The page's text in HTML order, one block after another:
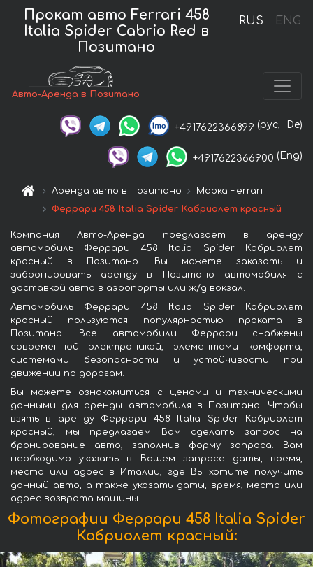
RUS ENG
Прокат авто Ferrari 458
Italia Spider Cabrio Red в
Позитано
Авто-Аренда в Позитано
+4917622366899 (рус, De)
+4917622366900 (Eng)
Аренда авто в Позитано
Марка Ferrari
Феррари 458 Italia Spider Кабриолет красный
Компания Авто-Аренда предлагает в аренду
автомобиль Феррари 458 Italia Spider Кабриолет
красный в Позитано. Вы можете заказать и
забронировать аренду в Позитано автомобиля с
доставкой авто в аэропорты или ж/д вокзал.
Автомобиль Феррари 458 Italia Spider Кабриолет
красный пользуются популярностью проката в
Позитано. Все автомобили Феррари снабжены
современной электроникой, элементами комфорта,
системами безопасности и устойчивости при
движении по дорогам.
Вы можете ознакомиться с ценами и техническими
данными для аренды автомобиля в Позитано. Чтобы
взять в аренду Феррари 458 Italia Spider Кабриолет
красный, мы предлагаем Вам сделать запрос на
бронирование авто, заполнив форму запроса. Вам
необходимо указать в Вашем запросе даты, время,
место или адрес в Италии, где Вы хотите получить
данный авто, а также указать даты, время, место или
адрес возврата машины.
Фотографии Феррари 458 Italia Spider
Кабриолет красный: